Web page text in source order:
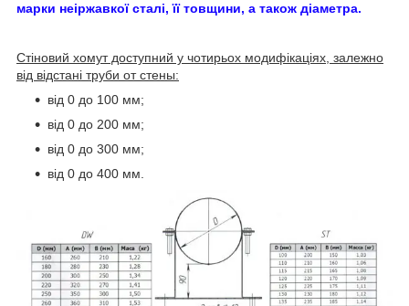
марки неіржавкої сталі, її товщини, а також діаметра.
Стіновий хомут доступний у чотирьох модифікаціях, залежно
від відстані труби от стены:
від 0 до 100 мм;
від 0 до 200 мм;
від 0 до 300 мм;
від 0 до 400 мм.